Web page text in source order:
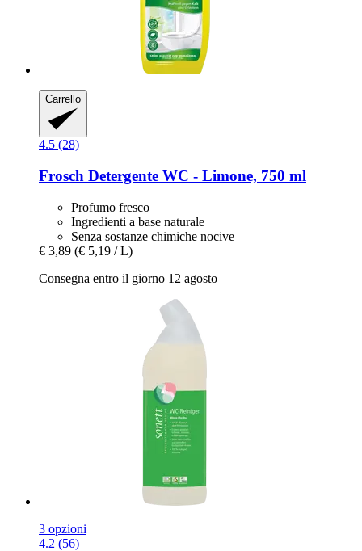
Carrello
4.5 (28)
Frosch Detergente WC -​ Limone, 750 ml
Profumo fresco
Ingredienti a base naturale
Senza sostanze chimiche nocive
€ 3,89 (€ 5,19 / L)
Consegna entro il giorno 12 agosto
3 opzioni
4.2 (56)